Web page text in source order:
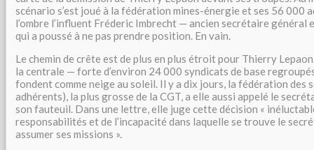
scénario s’est joué à la fédération mines-énergie et ses 56 000
l’ombre l’influent Fréderic Imbrecht — ancien secrétaire général
qui a poussé à ne pas prendre position. En vain.
Le chemin de crête est de plus en plus étroit pour Thierry
la centrale — forte d’environ 24 000 syndicats de base
fondent comme neige au soleil. Il y a dix jours, la fédération des
adhérents), la plus grosse de la CGT, a elle aussi appelé le
son fauteuil. Dans une lettre, elle juge cette décision «
responsabilités et de l’incapacité dans laquelle se trouve le
assumer ses missions ».